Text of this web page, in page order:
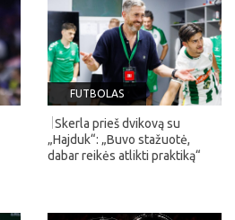
FUTBOLAS
Skerla prieš dvikovą su
„Hajduk“: „Buvo stažuotė,
dabar reikės atlikti praktiką“